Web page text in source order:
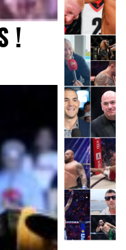
!